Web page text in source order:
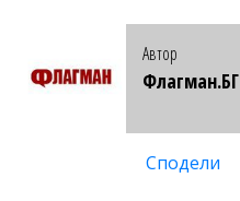
Автор
Флагман.БГ
Сподели